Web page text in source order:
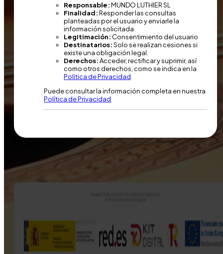
Responsable:MUNDO LUTHIER SL
Finalidad:Responder las consultas
planteadas por el usuario y enviarle la
información solicitada
Legitimación: Consentimiento del usuario
Destinatarios:Solo se realizan cesiones si
existe una obligación legal.
Derechos:Acceder, rectificar y suprimir, así
como otros derechos, como se indica en la
Política de Privacidad
Puede consultar la información completa en nuestra
Política de Privacidad